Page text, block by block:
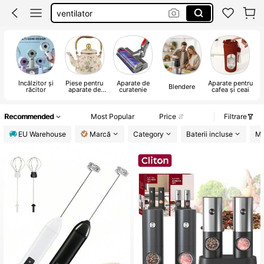
aspirator
aparat de vidat
Încălzitor și
răcitor
Piese pentru
aparate de
Aparate de
curatenie Blendere Aparate pentru
cafea și ceai
Recommended Most Popular Price
Filtrare
EU Warehouse
Marcă Category Baterii incluse